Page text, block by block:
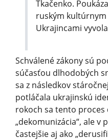
Tkačenko.
ruským
Ukrajincami
Schválené zákony sú
súčasťou dlhodobých
sa z následkov
potláčala ukrajinskú
rokoch sa tento proces
„dekomunizácia“, ale
častejšie aj ako